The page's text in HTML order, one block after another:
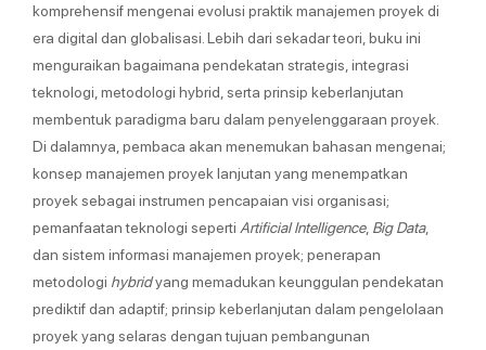
komprehensif mengenai evolusi praktik manajemen proyek di
era digital dan globalisasi. Lebih dari sekadar teori, buku ini
menguraikan bagaimana pendekatan strategis, integrasi
teknologi, metodologi hybrid, serta prinsip keberlanjutan
membentuk paradigma baru dalam penyelenggaraan proyek.
Di dalamnya, pembaca akan menemukan bahasan mengenai;
konsep manajemen proyek lanjutan yang menempatkan
proyek sebagai instrumen pencapaian visi organisasi;
pemanfaatan teknologi seperti Artificial Intelligence, Big Data,
dan sistem informasi manajemen proyek; penerapan
metodologi hybridyang memadukan keunggulan pendekatan
prediktif dan adaptif; prinsip keberlanjutan dalam pengelolaan
proyek yang selaras dengan tujuan pembangunan